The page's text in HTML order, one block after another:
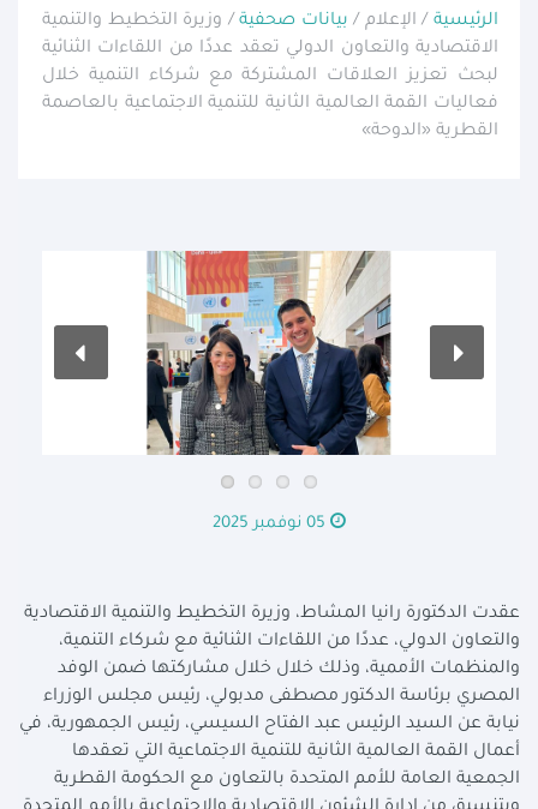
الرئيسية/ الإعلام / بيانات صحفية/ وزيرة التخطيط والتنمية
الاقتصادية والتعاون الدولي تعقد عددًا من اللقاءات الثنائية
لبحث تعزيز العلاقات المشتركة مع شركاء التنمية خلال
فعاليات القمة العالمية الثانية للتنمية الاجتماعية بالعاصمة
القطرية «الدوحة»
05 نوفمبر 2025
عقدت الدكتورة رانيا المشاط، وزيرة التخطيط والتنمية الاقتصادية
والتعاون الدولي، عددًا من اللقاءات الثنائية مع شركاء التنمية،
والمنظمات الأممية، وذلك خلال خلال مشاركتها ضمن الوفد
المصري برئاسة الدكتور مصطفى مدبولي، رئيس مجلس الوزراء
نيابة عن السيد الرئيس عبد الفتاح السيسي، رئيس الجمهورية، في
أعمال القمة العالمية الثانية للتنمية الاجتماعية التي تعقدها
الجمعية العامة للأمم المتحدة بالتعاون مع الحكومة القطرية